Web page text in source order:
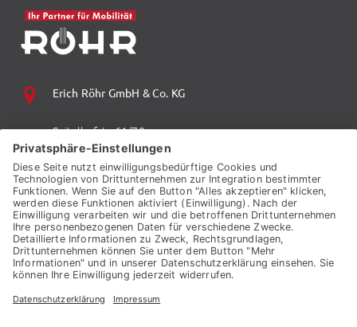
Erich Röhr GmbH & Co. KG
Spitalhofstr. 61/70
94032 Passau
+49 (0) 851 70 06 0
+49 (0) 851 70 06 149
vzp.info@auto-roehr.de